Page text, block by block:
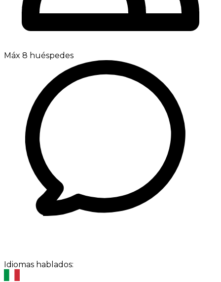
Máx 8 huéspedes
Idiomas hablados: